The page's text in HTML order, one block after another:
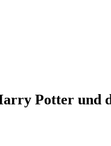
Potter und